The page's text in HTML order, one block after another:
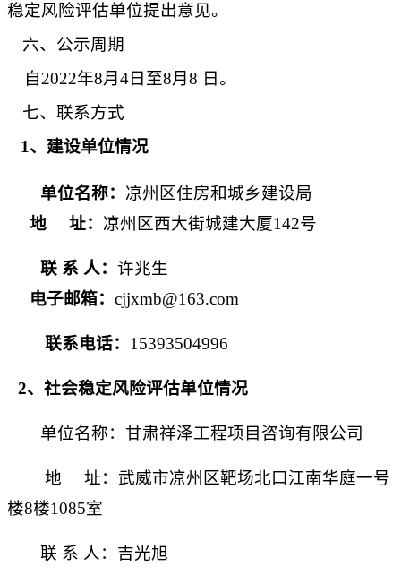
稳定风险评估单位提出意见。
六、公示周期
自2022年8月 4日至8月 8 日。
七、联系方式
1、建设单位情况
单位名称： 凉州区住房和城乡建设局
地
址： 凉州区西大街城建大厦142号
联 系 人：许兆生
电子邮箱： cjjxmb@163.com
联系电话： 15393504996
2、社会稳定风险评估单位情况
单位名称：甘肃祥泽工程项目咨询有限公司
地 址：武威市凉州区靶场北口江南华庭一号
楼8楼1085室
联 系 人：吉光旭